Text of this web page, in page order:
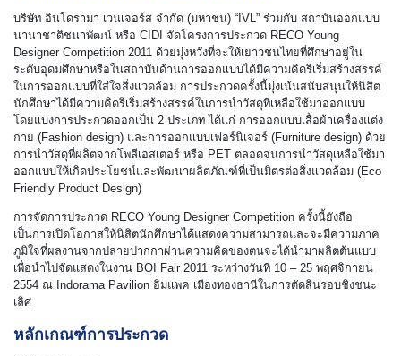
บริษัท อินโดรามา เวนเจอร์ส จำกัด (มหาชน) “IVL” ร่วมกับ สถาบันออกแบบ
นานาชาติชนาพัฒน์ หรือ CIDI จัดโครงการประกวด RECO Young
Designer Competition 2011 ด้วยมุ่งหวังที่จะให้เยาวชนไทยที่ศึกษาอยู่ใน
ระดับอุดมศึกษาหรือในสถาบันด้านการออกแบบได้มีความคิดริเริ่มสร้างสรรค์
ในการออกแบบที่ใส่ใจสิ่งแวดล้อม การประกวดครั้งนี้มุ่งเน้นสนับสนุนให้นิสิต
นักศึกษาได้มีความคิดริเริ่มสร้างสรรค์ในการนำวัสดุที่เหลือใช้มาออกแบบ
โดยแบ่งการประกวดออกเป็น 2 ประเภท ได้แก่ การออกแบบเสื้อผ้าเครื่องแต่ง
กาย (Fashion design) และการออกแบบเฟอร์นิเจอร์ (Furniture design) ด้วย
การนำวัสดุที่ผลิตจากโพลีเอสเตอร์ หรือ PET ตลอดจนการนำวัสดุเหลือใช้มา
ออกแบบให้เกิดประโยชน์และพัฒนาผลิตภัณฑ์ที่เป็นมิตรต่อสิ่งแวดล้อม (Eco
Friendly Product Design)
การจัดการประกวด RECO Young Designer Competition ครั้งนี้ยังถือ
เป็นการเปิดโอกาสให้นิสิตนักศึกษาได้แสดงความสามารถและจะมีความภาค
ภูมิใจที่ผลงานจากปลายปากกาผ่านความคิดของตนจะได้นำมาผลิตต้นแบบ
เพื่อนำไปจัดแสดงในงาน BOI Fair 2011 ระหว่างวันที่ 10 – 25 พฤศจิกายน
2554 ณ Indorama Pavilion อิมแพค เมืองทองธานีในการตัดสินรอบชิงชนะ
เลิศ
หลักเกณฑ์การประกวด